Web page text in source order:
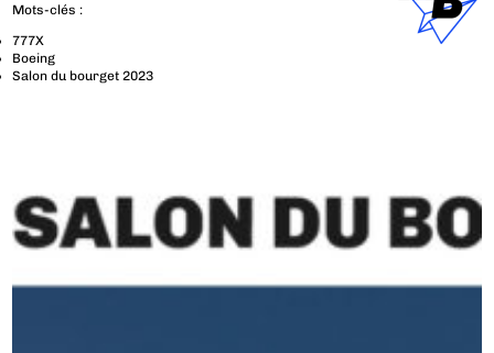
Mots-clés :
777X
Boeing
Salon du bourget 2023